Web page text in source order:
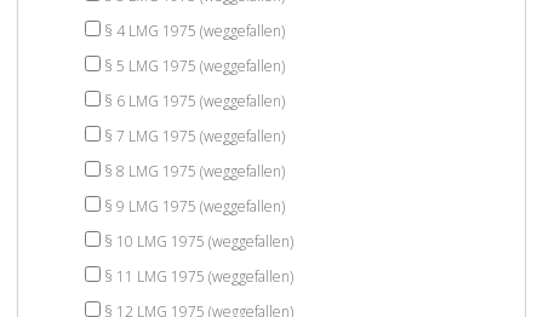
§ 4 LMG 1975 (weggefallen)
§ 5 LMG 1975 (weggefallen)
§ 6 LMG 1975 (weggefallen)
§ 7 LMG 1975 (weggefallen)
§ 8 LMG 1975 (weggefallen)
§ 9 LMG 1975 (weggefallen)
§ 10 LMG 1975 (weggefallen)
§ 11 LMG 1975 (weggefallen)
§ 12 LMG 1975 (weggefallen)